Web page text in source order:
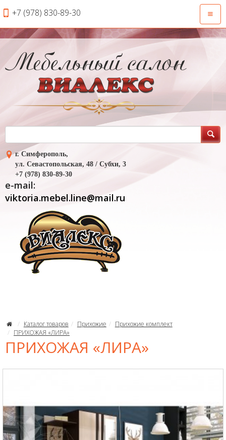
+7 (978) 830-89-30
г. Симферополь,
ул. Севастопольская, 48 / Субхи, 3
+7 (978) 830-89-30
e-mail:
viktoria.mebel.line@mail.ru
Каталог товаров Прихожие
Прихожие комплект
ПРИХОЖАЯ «ЛИРА»
ПРИХОЖАЯ «ЛИРА»